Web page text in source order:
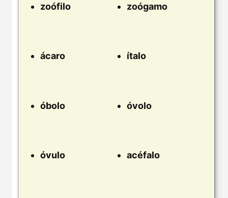
zoófilo zoógamo
ácaro ítalo
óbolo óvolo
óvulo acéfalo